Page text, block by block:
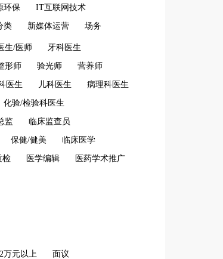
环保 IT互联网技术
类 新媒体运营 场务
生/医师 牙科医生
形师 验光师 营养师
医生 儿科医生 病理科医生
化验/检验科医生
监 临床监查员
保健/健美 临床医学
检 医学编辑 医药学术推广
2万元以上 面议